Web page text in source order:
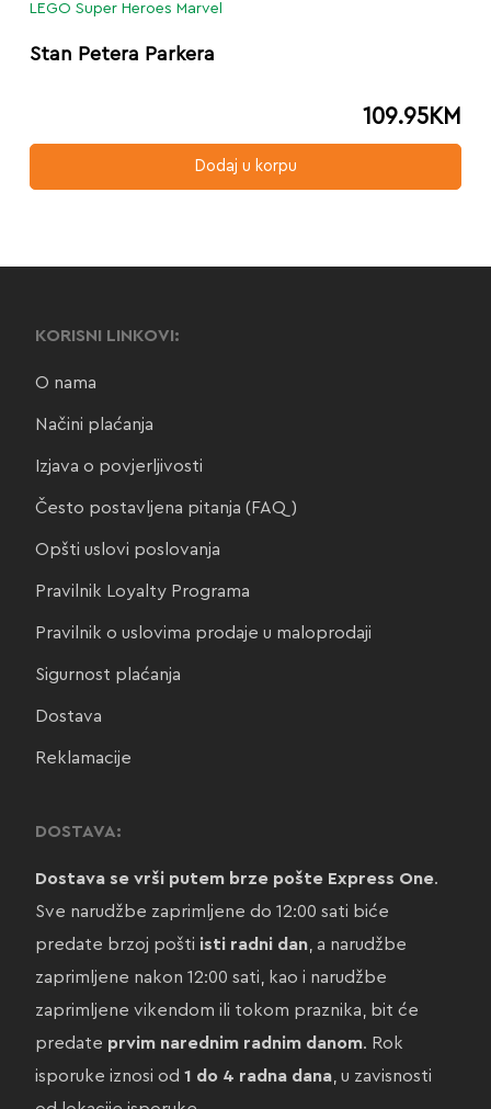
LEGO Super Heroes Marvel
Stan Petera Parkera
109.95KM
Dodaj u korpu
KORISNI LINKOVI:
O nama
Načini plaćanja
Izjava o povjerljivosti
Često postavljena pitanja (FAQ)
Opšti uslovi poslovanja
Pravilnik Loyalty Programa
Pravilnik o uslovima prodaje u maloprodaji
Sigurnost plaćanja
Dostava
Reklamacije
DOSTAVA:
Dostava se vrši putem brze pošte Express One.
Sve narudžbe zaprimljene do 12:00 sati biće
predate brzoj pošti isti radni dan, a narudžbe
zaprimljene nakon 12:00 sati, kao i narudžbe
zaprimljene vikendom ili tokom praznika, bit će
predate prvim narednim radnim danom. Rok
isporuke iznosi od 1 do 4 radna dana, u zavisnosti